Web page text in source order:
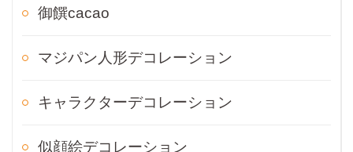
御饌cacao
マジパン人形デコレーション
キャラクターデコレーション
似顔絵デコレーション